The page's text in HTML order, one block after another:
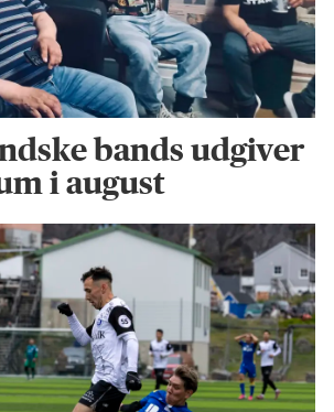
bands udgiver
i august